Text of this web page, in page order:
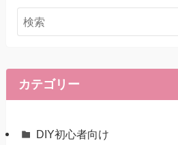
カテゴリー
DIY初心者向け